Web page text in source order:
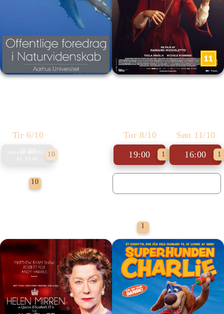
Tir 6/10
10
Aktiv d.
06/09/26
10
Tor 8/10
19:00
1
Søn 11/10
16:00
1
1